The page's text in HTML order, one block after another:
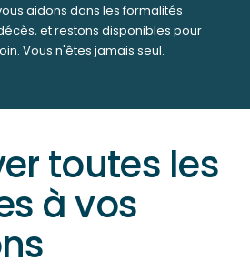
aidons dans les formalités
et restons disponibles pour
Vous n'êtes jamais seul.
toutes les
à vos